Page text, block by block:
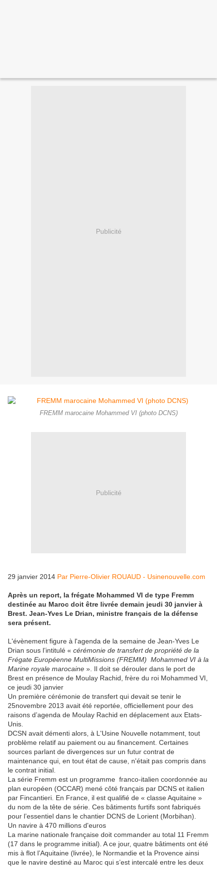
Publicité
FREMM marocaine Mohammed VI (photo DCNS)
Publicité
29 janvier 2014 Par Pierre-Olivier ROUAUD - Usinenouvelle.com
Après un report, la frégate Mohammed VI de type Fremm
destinée au Maroc doit être livrée demain jeudi 30 janvier à
Brest. Jean-Yves Le Drian, ministre français de la défense
sera présent.
L'évènement figure à l'agenda de la semaine de Jean-Yves Le
Drian sous l’intitulé « cérémonie de transfert de propriété de la
Frégate Européenne MultiMissions (FREMM) Mohammed VI à la
Marine royale marocaine ». Il doit se dérouler dans le port de
Brest en présence de Moulay Rachid, frère du roi Mohammed VI,
ce jeudi 30 janvier
Un première cérémonie de transfert qui devait se tenir le
25novembre 2013 avait été reportée, officiellement pour des
raisons d’agenda de Moulay Rachid en déplacement aux Etats-
Unis.
DCSN avait démenti alors, à L'Usine Nouvelle notamment, tout
problème relatif au paiement ou au financement. Certaines
sources parlant de divergences sur un futur contrat de
maintenance qui, en tout état de cause, n'était pas compris dans
le contrat initial.
La série Fremm est un programme franco-italien coordonnée au
plan européen (OCCAR) mené côté français par DCNS et italien
par Fincantieri. En France, il est qualifié de « classe Aquitaine »
du nom de la tête de série. Ces bâtiments furtifs sont fabriqués
pour l’essentiel dans le chantier DCNS de Lorient (Morbihan).
Un navire à 470 millions d'euros
La marine nationale française doit commander au total 11 Fremm
(17 dans le programme initial). A ce jour, quatre bâtiments ont été
mis à flot l’Aquitaine (livrée), le Normandie et la Provence ainsi
que le navire destiné au Maroc qui s’est intercalé entre les deux